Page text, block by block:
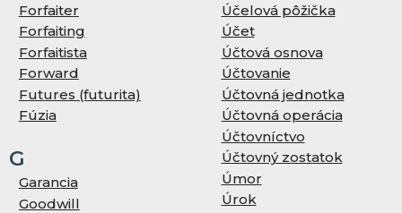
Forfaiter
Forfaiting
Forfaitista
Forward
Futures (futurita)
Fúzia
G
Garancia
Goodwill
Účelová pôžička
Účet
Účtová osnova
Účtovanie
Účtovná jednotka
Účtovná operácia
Účtovníctvo
Účtovný zostatok
Úmor
Úrok